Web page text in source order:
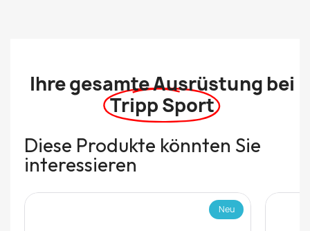
Ihre gesamte Ausrüstung bei
Tripp Sport
Diese Produkte könnten Sie
interessieren
Neu